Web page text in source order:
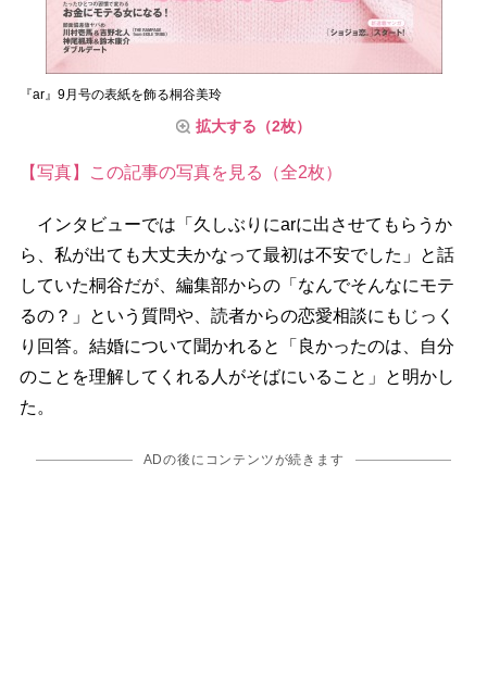
『ar』9月号の表紙を飾る桐谷美玲
拡大する（2枚）
【写真】この記事の写真を見る（全2枚）
インタビューでは「久しぶりにarに出させてもらうか
ら、私が出ても大丈夫かなって最初は不安でした」と話
していた桐谷だが、編集部からの「なんでそんなにモテ
るの？」という質問や、読者からの恋愛相談にもじっく
り回答。結婚について聞かれると「良かったのは、自分
のことを理解してくれる人がそばにいること」と明かし
た。
ADの後にコンテンツが続きます